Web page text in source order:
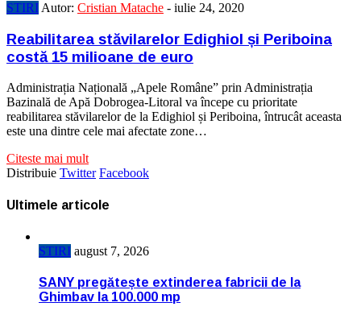
STIRI Autor: Cristian Matache - iulie 24, 2020
Reabilitarea stăvilarelor Edighiol și Periboina
costă 15 milioane de euro
Administrația Națională „Apele Române” prin Administrația
Bazinală de Apă Dobrogea-Litoral va începe cu prioritate
reabilitarea stăvilarelor de la Edighiol și Periboina, întrucât aceasta
este una dintre cele mai afectate zone…
Citeste mai mult
Distribuie Twitter Facebook
Ultimele articole
STIRI august 7, 2026
SANY pregătește extinderea fabricii de la
Ghimbav la 100.000 mp